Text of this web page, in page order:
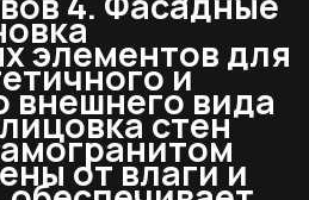
элементов для
и
вида
стен
от влаги и